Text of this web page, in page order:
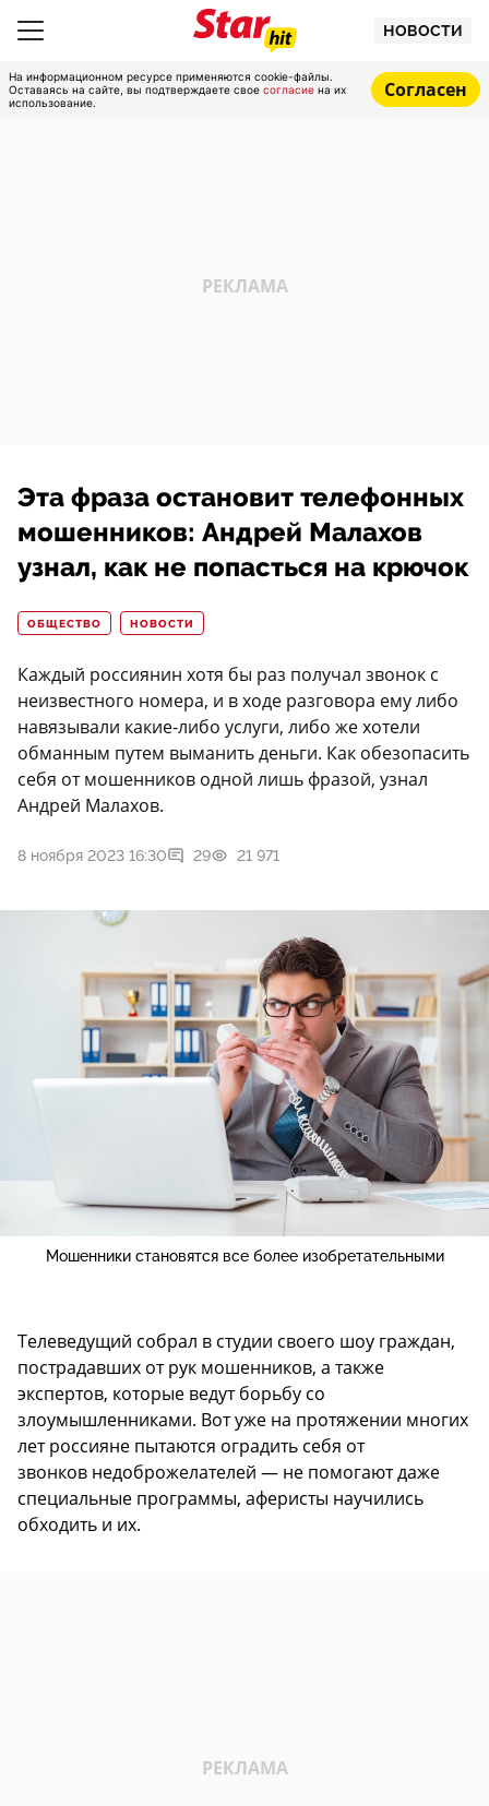
НОВОСТИ
На информационном ресурсе применяются cookie-файлы.
Оставаясь на сайте, вы подтверждаете свое согласие на их
использование.
Согласен
Эта фраза остановит телефонных
мошенников: Андрей Малахов
узнал, как не попасться на крючок
ОБЩЕСТВО НОВОСТИ
Каждый россиянин хотя бы раз получал звонок с
неизвестного номера, и в ходе разговора ему либо
навязывали какие-либо услуги, либо же хотели
обманным путем выманить деньги. Как обезопасить
себя от мошенников одной лишь фразой, узнал
Андрей Малахов.
8 ноября 2023 16:30 29 21 971
Мошенники становятся все более изобретательными
Телеведущий собрал в студии своего шоу граждан,
пострадавших от рук мошенников, а также
экспертов, которые ведут борьбу со
злоумышленниками. Вот уже на протяжении многих
лет россияне пытаются оградить себя от
звонков недоброжелателей — не помогают даже
специальные программы, аферисты научились
обходить и их.